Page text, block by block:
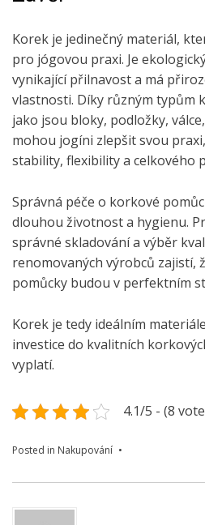
Korek je jedinečný materiál,
pro jógovou praxi. Je
vynikající přilnavost a má
vlastnosti. Díky různým typům
jako jsou bloky, podložky,
mohou jogíni zlepšit svou
stability, flexibility a celkového
Správná péče o korkové
dlouhou životnost a hygienu.
správné skladování a výběr
renomovaných výrobců zajistí,
pomůcky budou v perfektním
Korek je tedy ideálním
investice do kvalitních
vyplatí.
4.1/5 - (8
Posted in Nakupování